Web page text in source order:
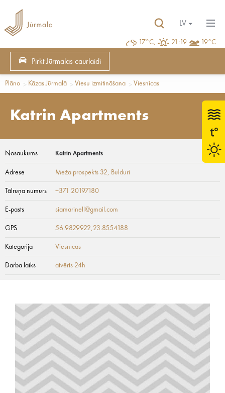
17°C, 21:19 19°C
LV
Pirkt Jūrmalas caurlaidi
Plāno Kāzas Jūrmalā Viesu izmitināšana Viesnīcas
Katrin Apartments
Nosaukums Katrin Apartments
Adrese Meža prospekts 32, Bulduri
Tālruņa numurs +371 20197180
E-pasts siamarinell@gmail.com
GPS 56.9829922,23.8554188
Kategorija Viesnīcas
Darba laiks atvērts 24h